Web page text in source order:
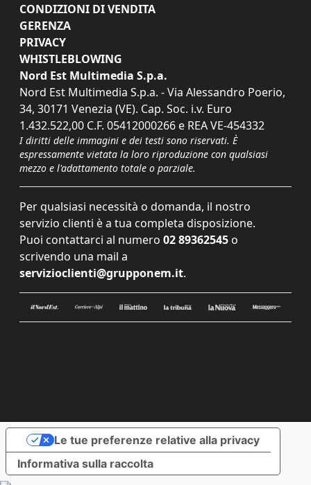
CONDIZIONI DI VENDITA
GERENZA
PRIVACY
WHISTLEBLOWING
Nord Est Multimedia S.p.a.
Nord Est Multimedia S.p.a. - Via Alessandro Poerio,
34, 30171 Venezia (VE). Cap. Soc. i.v. Euro
1.432.522,00 C.F. 05412000266 e REA VE-454332
I diritti delle immagini e dei testi sono riservati. È
espressamente vietata la loro riproduzione con qualsiasi
mezzo e l'adattamento totale o parziale.
Per qualsiasi necessità o domanda, il nostro
servizio clienti è a tua completa disposizione.
Puoi contattarci al numero 02 89362545 o
scrivendo una mail a
servizioclienti@grupponem.it.
Informativa sulla raccolta
Le tue preferenze relative alla privacy